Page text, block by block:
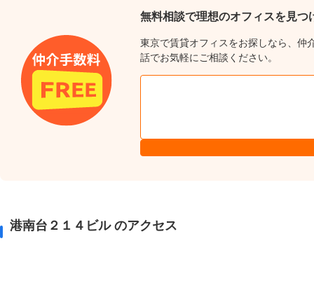
無料相談で理想のオフィスを見つ
東京で賃貸オフィスをお探しなら、仲
話でお気軽にご相談ください。
港南台２１４ビル のアクセス